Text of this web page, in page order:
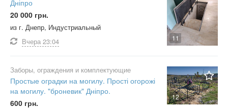
11
Дніпро
20 000 грн.
из г. Днепр, Индустриальный
Вчера 23:04
12
Заборы, ограждения и комплектующие
Простые оградки на могилу. Прості огорожі
на могилу. "броневик" Дніпро.
600 грн.